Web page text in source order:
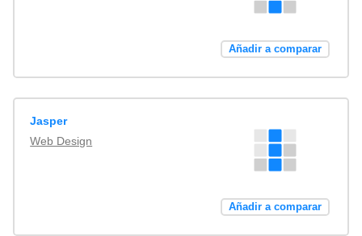
Añadir a comparar
Jasper
Web Design
Añadir a comparar